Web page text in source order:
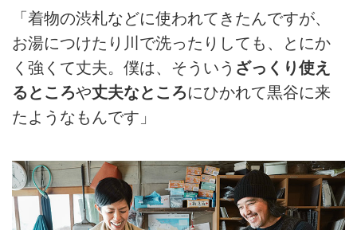
「着物の渋札などに使われてきたんですが、
お湯につけたり川で洗ったりしても、とにか
く強くて丈夫。僕は、そういう ざっくり使え
るところや丈夫なところにひかれて黒谷に来
たようなもんです」